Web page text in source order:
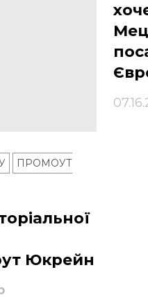
ПРОМОУТ
Юкрейн